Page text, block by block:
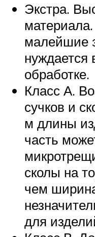
Экстра.
малейшие
нуждается
обработке.
Класс А.
сучков и
м длины
часть
сколы на
чем
для